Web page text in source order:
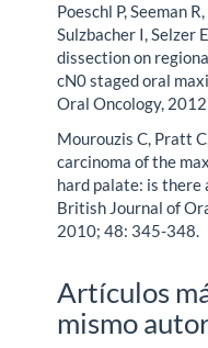
Poeschl P, Seeman
Sulzbacher I, Selzer
dissection on
cN0 staged oral
Oral Oncology,
Mourouzis C, Pratt
carcinoma of the
hard palate: is there
British Journal of
2010; 48: 345-348.
Artículos
mismo